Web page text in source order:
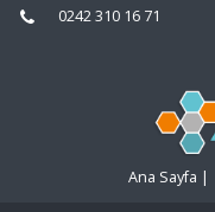
0242 310 16 71
Ana Sayfa |